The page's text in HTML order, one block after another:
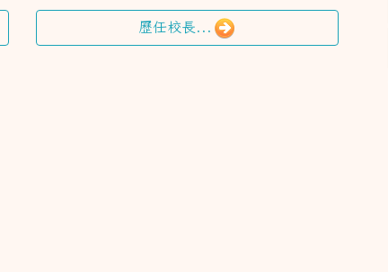
歷任校長...